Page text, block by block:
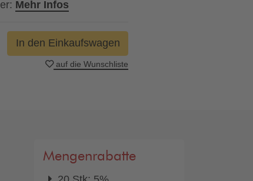
Mehr Infos
In den Einkaufswagen
auf die Wunschliste
Mengenrabatte